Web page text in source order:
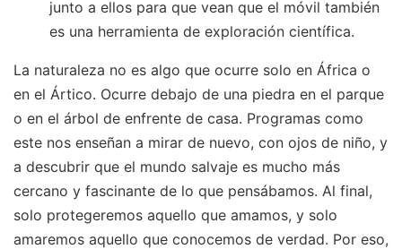
junto a ellos para que vean que el móvil también
es una herramienta de exploración científica.
La naturaleza no es algo que ocurre solo en África o
en el Ártico. Ocurre debajo de una piedra en el parque
o en el árbol de enfrente de casa. Programas como
este nos enseñan a mirar de nuevo, con ojos de niño, y
a descubrir que el mundo salvaje es mucho más
cercano y fascinante de lo que pensábamos. Al final,
solo protegeremos aquello que amamos, y solo
amaremos aquello que conocemos de verdad. Por eso,